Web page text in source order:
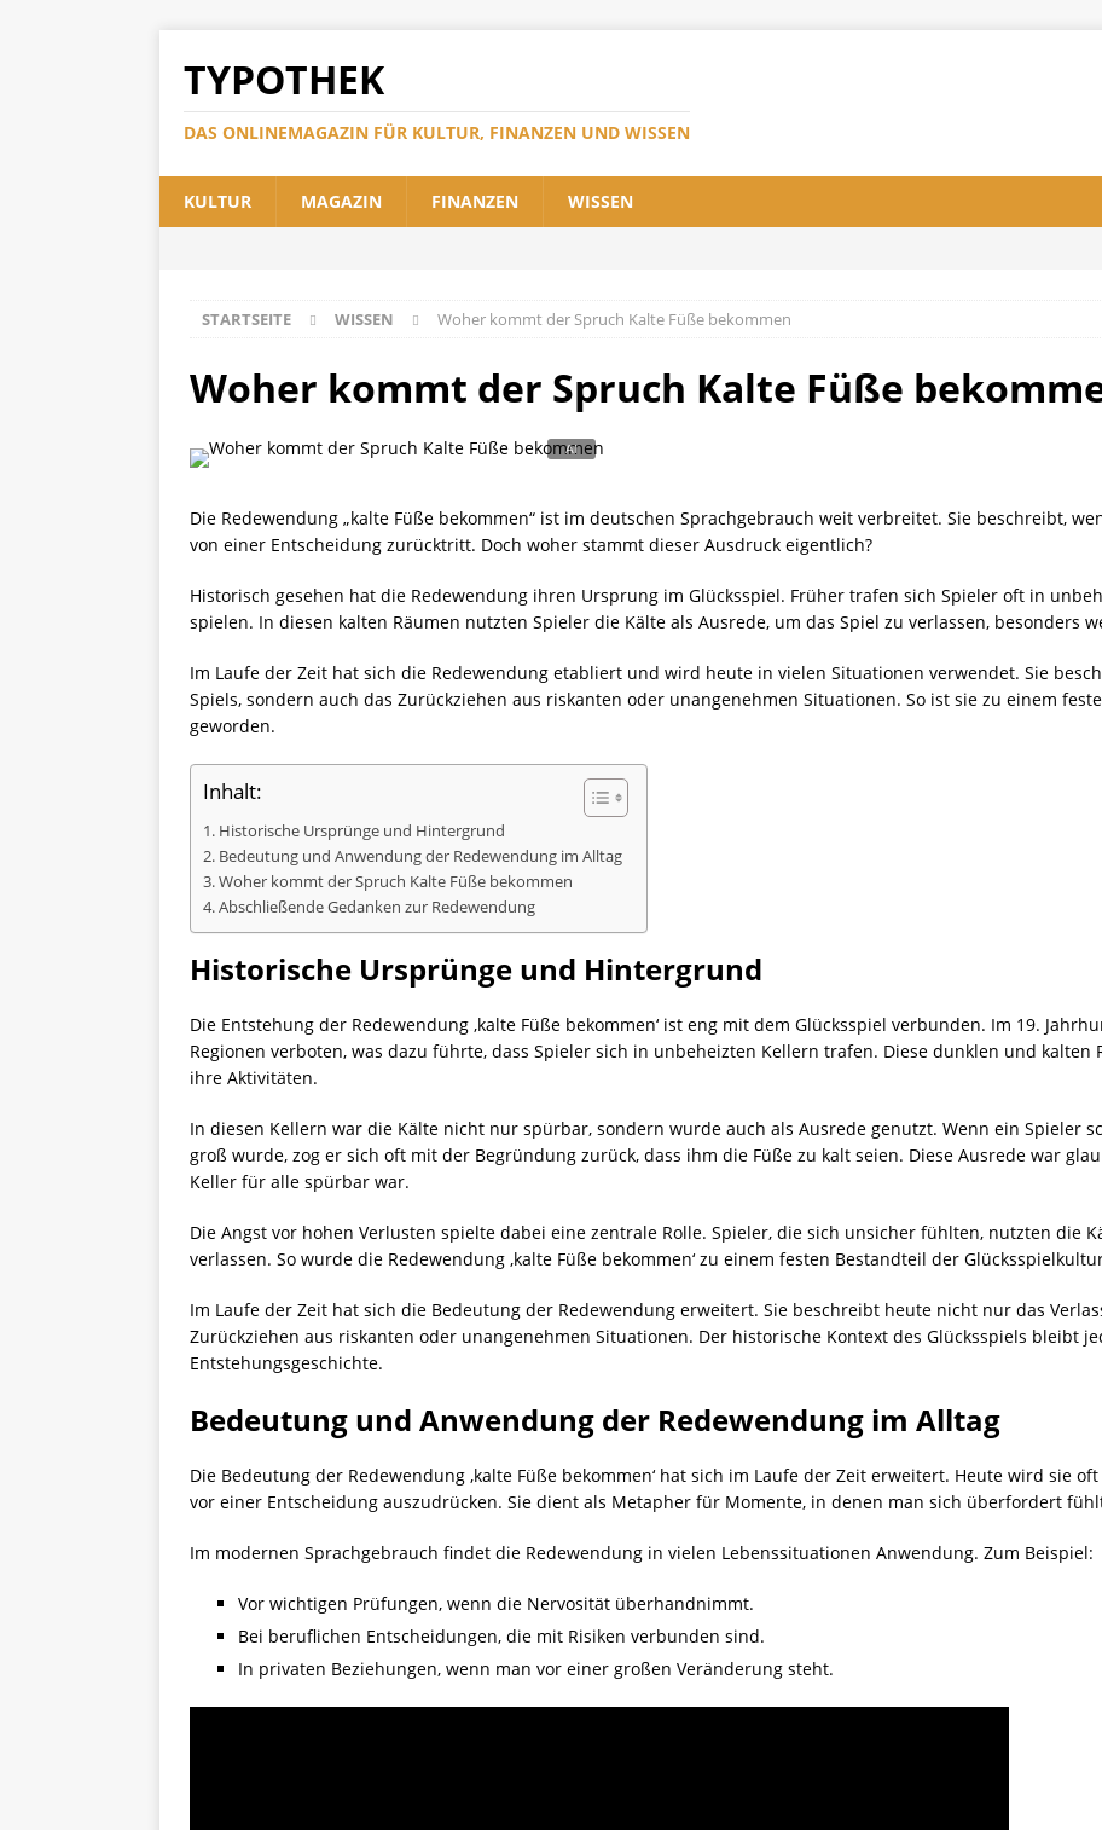
TYPOTHEK
DAS ONLINEMAGAZIN FÜR KULTUR, FINANZEN UND WISSEN
KULTUR MAGAZIN FINANZEN WISSEN
STARTSEITE WISSEN Woher kommt der Spruch Kalte Füße bekommen
Woher kommt der Spruch Kalte Füße
Die Redewendung „kalte Füße bekommen“ ist im deutschen Sprachgebrauch weit verbreitet. Sie beschreibt,
von einer Entscheidung zurücktritt. Doch woher stammt dieser Ausdruck eigentlich?
Historisch gesehen hat die Redewendung ihren Ursprung im Glücksspiel. Früher trafen sich Spieler oft in
spielen. In diesen kalten Räumen nutzten Spieler die Kälte als Ausrede, um das Spiel zu verlassen, besonders
Im Laufe der Zeit hat sich die Redewendung etabliert und wird heute in vielen Situationen verwendet. Sie
Spiels, sondern auch das Zurückziehen aus riskanten oder unangenehmen Situationen. So ist sie zu einem
geworden.
Inhalt:
Historische Ursprünge und Hintergrund
Bedeutung und Anwendung der Redewendung im Alltag
Woher kommt der Spruch Kalte Füße bekommen
Abschließende Gedanken zur Redewendung
Historische Ursprünge und Hintergrund
Die Entstehung der Redewendung ‚kalte Füße bekommen‘ ist eng mit dem Glücksspiel verbunden. Im 19.
Regionen verboten, was dazu führte, dass Spieler sich in unbeheizten Kellern trafen. Diese dunklen und
ihre Aktivitäten.
In diesen Kellern war die Kälte nicht nur spürbar, sondern wurde auch als Ausrede genutzt. Wenn ein Spieler
groß wurde, zog er sich oft mit der Begründung zurück, dass ihm die Füße zu kalt seien. Diese Ausrede war
Keller für alle spürbar war.
Die Angst vor hohen Verlusten spielte dabei eine zentrale Rolle. Spieler, die sich unsicher fühlten, nutzten die
verlassen. So wurde die Redewendung ‚kalte Füße bekommen‘ zu einem festen Bestandteil der
Im Laufe der Zeit hat sich die Bedeutung der Redewendung erweitert. Sie beschreibt heute nicht nur das
Zurückziehen aus riskanten oder unangenehmen Situationen. Der historische Kontext des Glücksspiels bleibt
Entstehungsgeschichte.
Bedeutung und Anwendung der Redewendung im Alltag
Die Bedeutung der Redewendung ‚kalte Füße bekommen‘ hat sich im Laufe der Zeit erweitert. Heute wird sie
vor einer Entscheidung auszudrücken. Sie dient als Metapher für Momente, in denen man sich überfordert
Im modernen Sprachgebrauch findet die Redewendung in vielen Lebenssituationen Anwendung. Zum Beispiel:
Vor wichtigen Prüfungen, wenn die Nervosität überhandnimmt.
Bei beruflichen Entscheidungen, die mit Risiken verbunden sind.
In privaten Beziehungen, wenn man vor einer großen Veränderung steht.